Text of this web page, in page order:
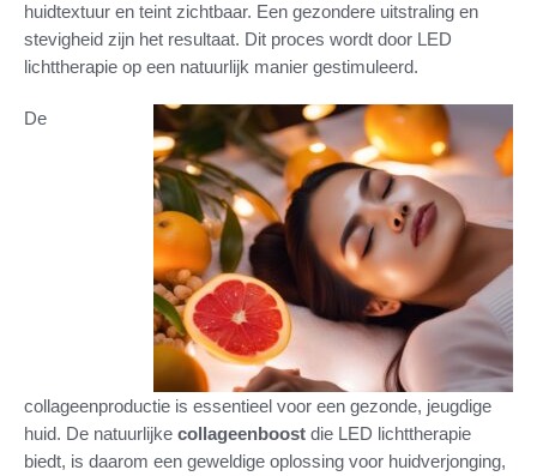
huidtextuur en teint zichtbaar. Een gezondere uitstraling en
stevigheid zijn het resultaat. Dit proces wordt door LED
lichttherapie op een natuurlijk manier gestimuleerd.
De
collageenproductie is essentieel voor een gezonde, jeugdige
huid. De natuurlijke collageenboost die LED lichttherapie
biedt, is daarom een geweldige oplossing voor huidverjonging,